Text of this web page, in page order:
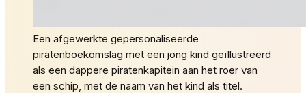
Een afgewerkte gepersonaliseerde
piratenboekomslag met een jong kind geïllustreerd
als een dappere piratenkapitein aan het roer van
een schip, met de naam van het kind als titel.